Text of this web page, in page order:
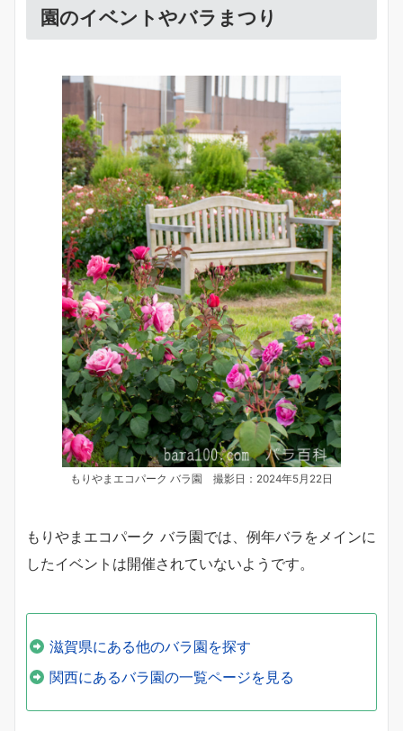
園のイベントやバラまつり
もりやまエコパーク バラ園 撮影日：2024年5月22日
もりやまエコパーク バラ園では、例年バラをメインに
したイベントは開催されていないようです。
滋賀県にある他のバラ園を探す
関西にあるバラ園の一覧ページを見る